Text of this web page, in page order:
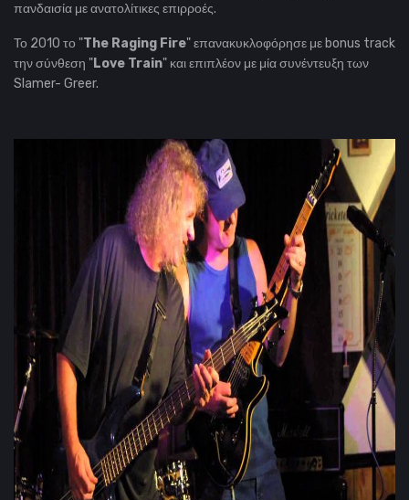
πανδαισία με ανατολίτικες επιρροές.
Το 2010 το "The Raging Fire" επανακυκλοφόρησε με bonus track
την σύνθεση "Love Train" και επιπλέον με μία συνέντευξη των
Slamer- Greer.